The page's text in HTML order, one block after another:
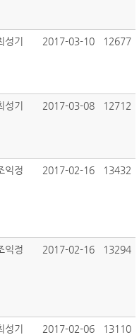
성기 2017-03-10 12677
성기 2017-03-08 12712
익정 2017-02-16 13432
익정 2017-02-16 13294
성기 2017-02-06 13110